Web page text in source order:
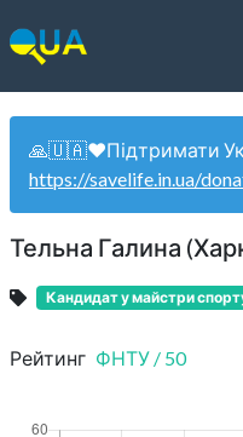
🙏🇺🇦❤️Підтримати
https://savelife.in.ua/
Тельна Галина
Кандидат у майстри
Рейтинг ФНТУ / 50